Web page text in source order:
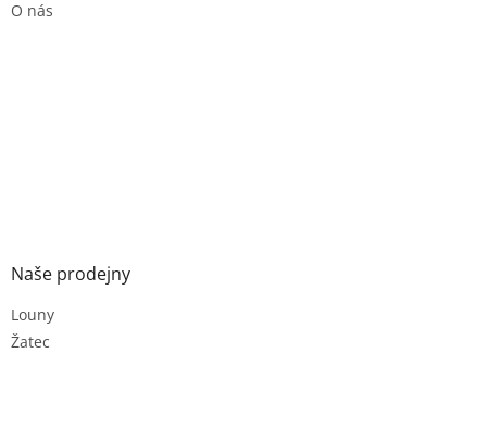
O nás
Naše prodejny
Louny
Žatec